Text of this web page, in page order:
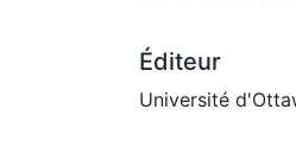
Éditeur
Université